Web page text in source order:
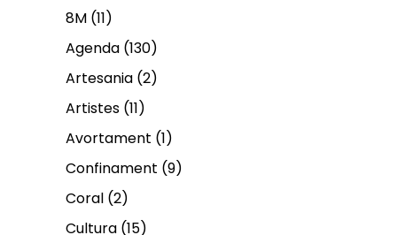
8M (11)
Agenda (130)
Artesania (2)
Artistes (11)
Avortament (1)
Confinament (9)
Coral (2)
Cultura (15)